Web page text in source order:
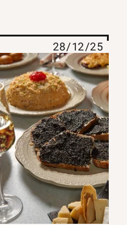
28/12/25